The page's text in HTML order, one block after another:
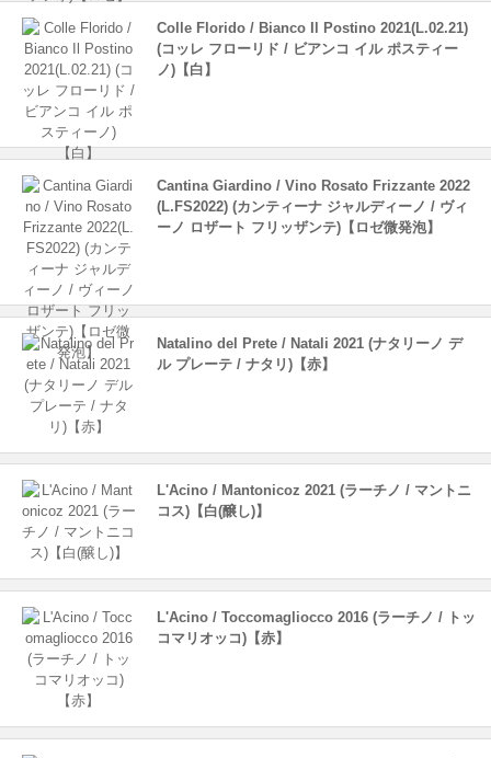
Colle Florido / Bianco Il Postino 2021(L.02.21)
(コッレ フローリド / ビアンコ イル ポスティー
ノ)【白】
Cantina Giardino / Vino Rosato Frizzante 2022
(L.FS2022) (カンティーナ ジャルディーノ / ヴィ
ーノ ロザート フリッザンテ)【ロゼ微発泡】
Natalino del Prete / Natali 2021 (ナタリーノ デ
ル プレーテ / ナタリ)【赤】
L'Acino / Mantonicoz 2021 (ラーチノ / マントニ
コス)【白(醸し)】
L'Acino / Toccomagliocco 2016 (ラーチノ / トッ
コマリオッコ)【赤】